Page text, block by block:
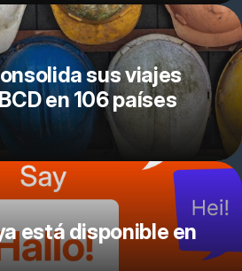
sus viajes
en 106 países
está disponible en